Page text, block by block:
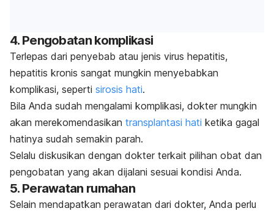
4. Pengobatan komplikasi
Terlepas dari penyebab atau jenis virus hepatitis,
hepatitis kronis sangat mungkin menyebabkan
komplikasi, seperti sirosis hati.
Bila Anda sudah mengalami komplikasi, dokter mungkin
akan merekomendasikan transplantasi hati ketika gagal
hatinya sudah semakin parah.
Selalu diskusikan dengan dokter terkait pilihan obat dan
pengobatan yang akan dijalani sesuai kondisi Anda.
5. Perawatan rumahan
Selain mendapatkan perawatan dari dokter, Anda perlu